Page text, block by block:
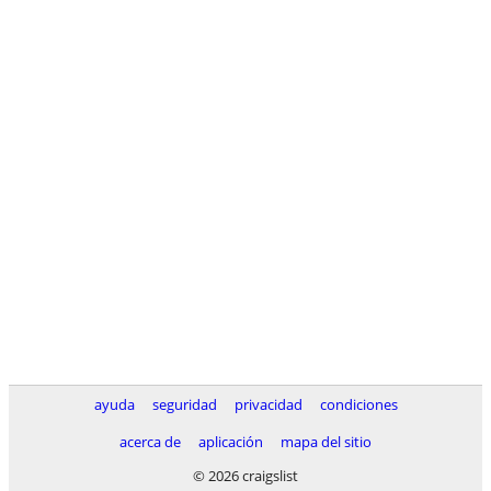
ayuda seguridad privacidad
condiciones
acerca de
aplicación
mapa del sitio
© 2026 craigslist